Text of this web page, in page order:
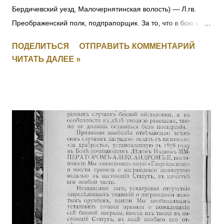
Бердичевский уезд, Малочернятинская волость) — Л.гв.
Преображенский полк, подпрапорщик. За то, что в бою с
командир поручик граф Татищев выбыл из строя
вследствие ранения. Головач, не растерявшись, тотчас же
5538 и 4 ст. No 97018 за Русско-Японскую войну, медали 3
ст. No 11473, 4 ст. No 1124. 2001 ОРЕЛ Яков — Л.гв.
Павловский полк, 7 рота, подпрапорщик. За то, что в бою
4.11.1914 у д. Янгрот, за убылью из строя всех господ
офицеров, принял на себя командование ротой, сохранил
порядок в роте и отразил ожесточенную атаку противнику.
[II-992, III-8460, IV-5177] 2002 КОБЫЛЕЦКИЙ Лев Орестович
— Л.гв. Московский полк, команда конных разведчиков, ст.
ПОДЕЛИТЬСЯ
ОТПРАВИТЬ КОММЕНТАРИЙ
ЧИТАТЬ ДАЛЕЕ »